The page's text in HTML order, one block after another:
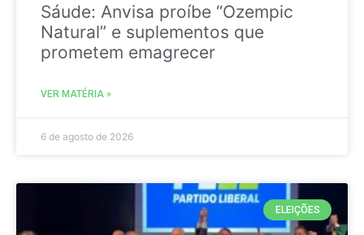
Sáude: Anvisa proíbe “Ozempic
Natural” e suplementos que
prometem emagrecer
VER MATÉRIA »
6 de agosto de 2026
ELEIÇÕES